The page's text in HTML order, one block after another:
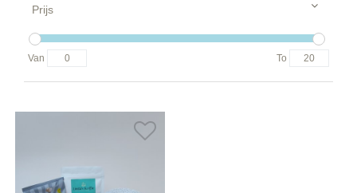
Prijs
Van To